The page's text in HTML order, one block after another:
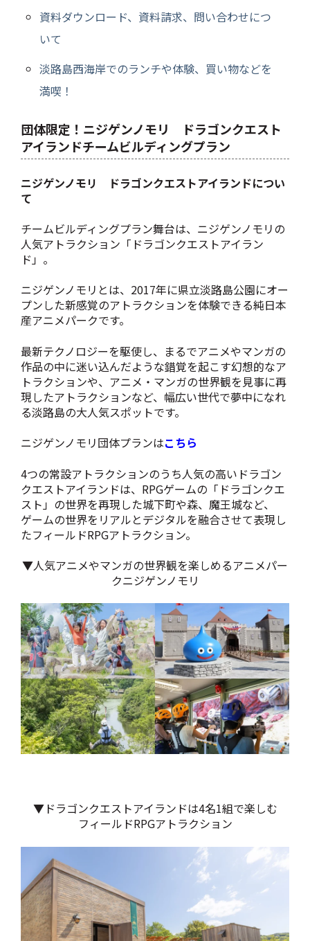
資料ダウンロード、資料請求、問い合わせにつ
いて
淡路島西海岸でのランチや体験、買い物などを
満喫！
団体限定！ニジゲンノモリ ドラゴンクエスト
アイランドチームビルディングプラン
ニジゲンノモリ ドラゴンクエストアイランドについ
て
チームビルディングプラン舞台は、ニジゲンノモリの
人気アトラクション「ドラゴンクエストアイラン
ド」。
ニジゲンノモリとは、 2017年に県立淡路島公園にオー
プンした新感覚のアトラクションを体験できる純日本
産アニメパークです。
最新テクノロジーを駆使し、まるでアニメやマンガの
作品の中に迷い込んだような錯覚を起こす幻想的なア
トラクションや、アニメ・マンガの世界観を見事に再
現したアトラクションなど、幅広い世代で夢中になれ
る淡路島の大人気スポットです。
ニジゲンノモリ団体プランはこちら
4つの常設アトラクションのうち人気の高いドラゴン
クエストアイランドは、RPGゲームの 「ドラゴンクエ
スト」の世界を再現した城下町や森、魔王城など、
ゲームの世界をリアルとデジタルを融合させて表現し
たフィールドRPGアトラクション。
▼人気アニメやマンガの世界観を楽しめるアニメパー
クニジゲンノモリ
▼ドラゴンクエストアイランドは4名1組で楽しむ
フィールドRPGアトラクション